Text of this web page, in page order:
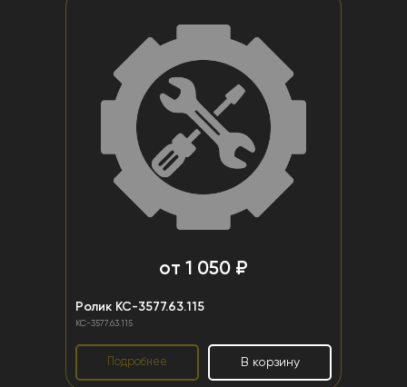
от 1 050 ₽
Ролик КС-3577.63.115
КС-3577.63.115
Подробнее В корзину